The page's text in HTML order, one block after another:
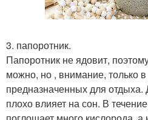
3. папоротник.
Папоротник не ядовит,
можно, но , внимание, только
предназначенных для отдыха.
плохо влияет на сон. В